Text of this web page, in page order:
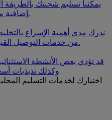
يمكننا تسليم شحنتك بالطريقة
إضافية مرنة تلبي مختلف احتياجات الشحن.
ندرك مدى أهمية الإسراع
من خدمات التوصيل القياسية والمتخصصة لضمان السرعة.
قد تؤدي بعض الأنشطة
وكذلك تذبذبات
اختيارك لخدمات التسليم